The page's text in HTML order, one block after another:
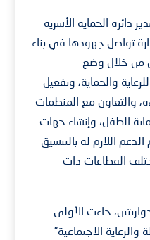
دائرة الحماية الأسرية
تواصل جهودها في بناء
من خلال وضع
والحماية، وتفعيل
والتعاون مع المنظمات
الطفل، وإنشاء جهات
اللازم له بالتنسيق
القطاعات ذات
جاءت الأولى
والرعاية الاجتماعية”